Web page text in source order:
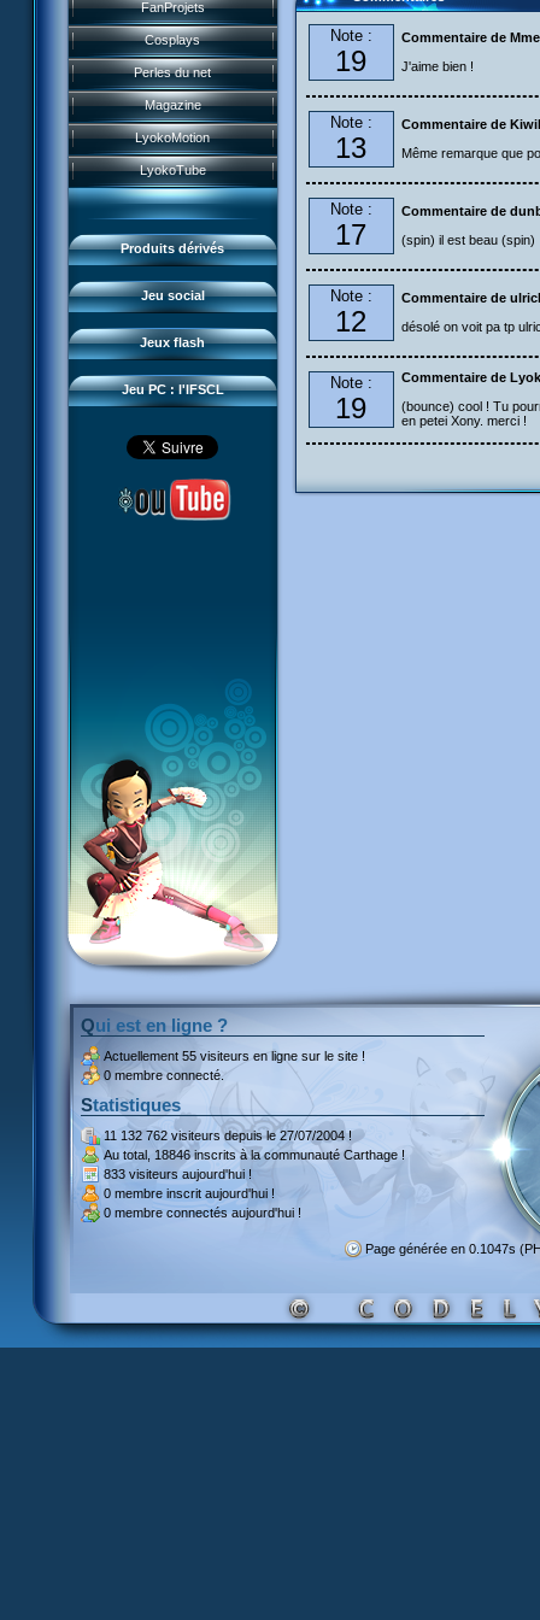
FanProjets
Cosplays
Perles du net
Magazine
LyokoMotion
LyokoTube
Produits dérivés
Livres
Jeux vidéo
Jeux et jouets
Jeu de cartes
Goodies
Divers
Catalogue
Jeu social
Historique
Les personnages
Les pouvoirs
Guide du jeu
Missions
Monstres
Cartes & galerie
Communauté
3D Duo
Jeux flash
Form Anti-XANA
Frôlion Attack
Mort des frelions
Monster Swarm
Course 2
Aelita's Battle
Odd's Battle
Code Lyoko's Galaxy
Manta Bomber
Sector 2 Escape
Jeu PC : l'IFSCL
Présentation
News IFSCL
Médias
Questions fréquentes
Téléchargements
Réseau IFSCL
Note :
19
Commentaire de
J'aime bien !
Note :
13
Commentaire de
Même remarque que
Note :
17
Commentaire de
(spin) il est beau (spin)
Note :
12
Commentaire de
désolé on voit pa tp
Note :
19
Commentaire de
(bounce) cool ! Tu
en petei Xony. merci !
Qui est en ligne ?
Actuellement 55 visiteurs en ligne sur le site !
0 membre connecté.
Statistiques
11 132 762 visiteursdepuis le 27/07/2004 !
Au total, 18846 inscritsà la communauté Carthage !
833 visiteurs aujourd'hui !
0 membre inscrit aujourd'hui !
0 membre connectés aujourd'hui !
Page générée en 0.1047s